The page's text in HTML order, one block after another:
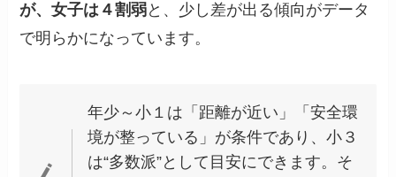
が、女子は４割弱と、少し差が出る傾向がデータ
で明らかになっています。
年少～小１は「距離が近い」「安全環
境が整っている」が条件であり、小３
は“多数派”として目安にできます。そ